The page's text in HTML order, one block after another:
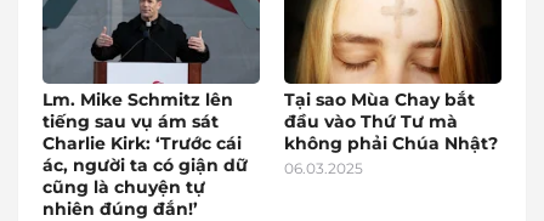
Lm. Mike Schmitz lên
tiếng sau vụ ám sát
Charlie Kirk: ‘Trước cái
ác, người ta có giận dữ
cũng là chuyện tự
nhiên đúng đắn!’
Tại sao Mùa Chay bắt
đầu vào Thứ Tư mà
không phải Chúa Nhật?
06.03.2025